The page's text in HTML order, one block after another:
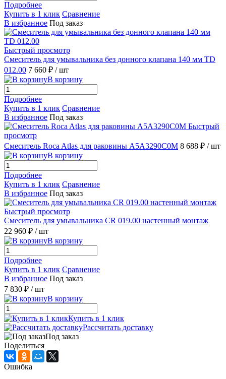
Подробнее
Купить в 1 клик Сравнение
В избранное Под заказ
Быстрый просмотр
Смеситель для умывальника без донного клапана 140 мм TD
012.00 7 660 ₽ / шт
В корзину
Подробнее
Купить в 1 клик Сравнение
В избранное Под заказ
Быстрый
просмотр
Смеситель Roca Atlas для раковины A5A3290C0M 8 688 ₽ / шт
В корзину
Подробнее
Купить в 1 клик Сравнение
В избранное Под заказ
Быстрый просмотр
Смеситель для умывальника CR 019.00 настенный монтаж
22 960 ₽ / шт
В корзину
Подробнее
Купить в 1 клик Сравнение
В избранное Под заказ
7 830 ₽ / шт
В корзину
Купить в 1 клик
Рассчитать доставку
Под заказ
Поделиться
Ошибка